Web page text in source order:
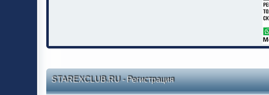
STAREXCLUB.RU - Регистрация